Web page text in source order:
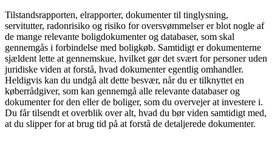
Tilstandsrapporten, elrapporter, dokumenter til tinglysning,
servitutter, radonrisiko og risiko for oversvømmelser er blot nogle af
de mange relevante boligdokumenter og databaser, som skal
gennemgås i forbindelse med boligkøb. Samtidigt er dokumenterne
sjældent lette at gennemskue, hvilket gør det svært for personer uden
juridiske viden at forstå, hvad dokumenter egentlig omhandler.
Heldigvis kan du undgå alt dette besvær, når du er tilknyttet en
køberrådgiver, som kan gennemgå alle relevante databaser og
dokumenter for den eller de boliger, som du overvejer at investere i.
Du får tilsendt et overblik over alt, hvad du bør viden samtidigt med,
at du slipper for at brug tid på at forstå de detaljerede dokumenter.